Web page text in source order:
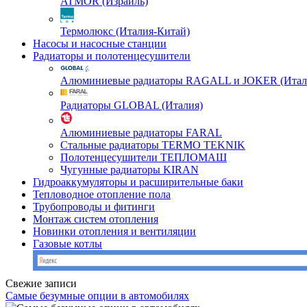
Термолюкс (Италия-Китай)
Насосы и насосные станции
Радиаторы и полотенцесушители
Алюминиевые радиаторы RAGALL и JOKER
Радиаторы GLOBAL (Италия)
Алюминиевые радиаторы FARAL
Стальные радиаторы TERMO TEKNIK
Полотенцесушители ТЕПЛОМАШ
Чугунные радиаторы KIRAN
Гидроаккумуляторы и расширительные баки
Тепловодное отопление пола
Трубопроводы и фитинги
Монтаж систем отопления
Новинки отопления и вентиляции
Газовые котлы
Свежие записи
Самые безумные опции в автомобилях